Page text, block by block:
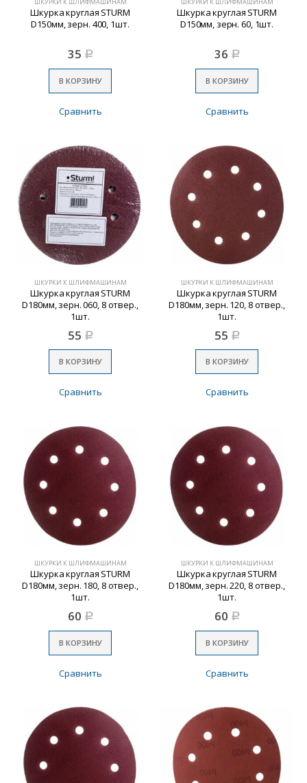
Шкурка круглая STURM
D150мм, зерн. 400, 1шт.
35 Р
В КОРЗИНУ
Сравнить
Шкурка круглая STURM
D150мм, зерн. 60, 1шт.
36 Р
В КОРЗИНУ
Сравнить
ШКУРКИ К ШЛИФМАШИНАМ
Шкурка круглая STURM
D180мм, зерн. 060, 8 отвер.,
1шт.
55 Р
В КОРЗИНУ
Сравнить
ШКУРКИ К ШЛИФМАШИНАМ
Шкурка круглая STURM
D180мм, зерн. 120, 8 отвер.,
1шт.
55 Р
В КОРЗИНУ
Сравнить
ШКУРКИ К ШЛИФМАШИНАМ
Шкурка круглая STURM
D180мм, зерн. 180, 8 отвер.,
1шт.
60 Р
В КОРЗИНУ
Сравнить
ШКУРКИ К ШЛИФМАШИНАМ
Шкурка круглая STURM
D180мм, зерн. 220, 8 отвер.,
1шт.
60 Р
В КОРЗИНУ
Сравнить